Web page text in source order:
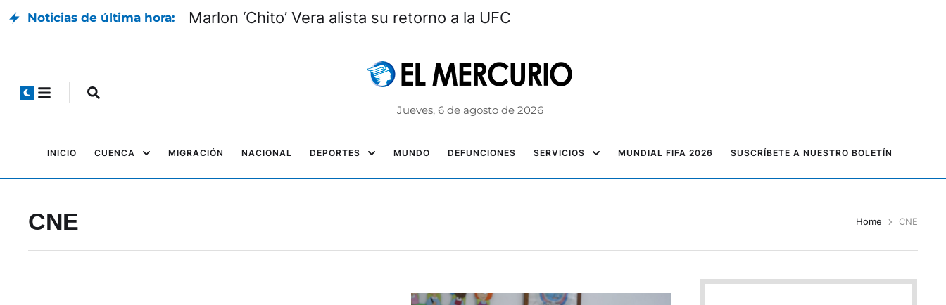
Noticias de última hora: Marlon ‘Chito’ Vera alista su retorno a la UFC
Jueves, 6 de agosto de 2026
INICIO CUENCA MIGRACIÓN NACIONAL DEPORTES MUNDO DEFUNCIONES SERVICIOS MUNDIAL FIFA 2026 SUSCRÍBETE A NUESTRO BOLETÍN
CNE Home CNE